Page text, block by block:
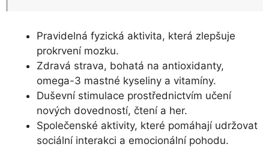
Pravidelná fyzická aktivita, která zlepšuje
prokrvení mozku.
Zdravá strava, bohatá na antioxidanty,
omega-3 mastné kyseliny a vitamíny.
Duševní stimulace prostřednictvím učení
nových dovedností, čtení a her.
Společenské aktivity, které pomáhají udržovat
sociální interakci a emocionální pohodu.